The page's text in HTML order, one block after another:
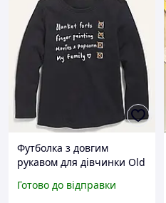
Футболка з довгим
рукавом для дівчинки Old
Готово до відправки